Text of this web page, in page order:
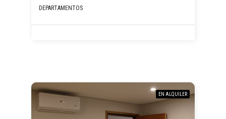
DEPARTAMENTOS
EN ALQUILER